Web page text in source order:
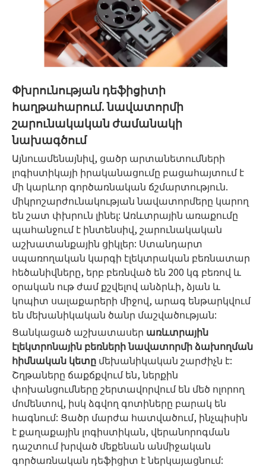
Փխրունության դեֆիցիտի
հաղթահարում. նավատորմի
շարունակական ժամանակի
նախագծում
Այնուամենայնիվ, ցածր արտանետումների
լոգիստիկայի իրականացումը բացահայտում է
մի կարևոր գործառնական ճշմարտություն.
միկրոշարժունակության նավատորմերը կարող
են շատ փխրուն լինել: Առևտրային առաքումը
պահանջում է ինտենսիվ, շարունակական
աշխատանքային ցիկլեր: Ստանդարտ
սպառողական կարգի էլեկտրական բեռնատար
հեծանիվները, երբ բեռնված են 200 կգ բեռով և
օրական ութ ժամ քշվելով անձրևի, ձյան և
կոպիտ սալաքարերի միջով, արագ ենթարկվում
են մեխանիկական ծանր մաշվածության:
Ցանկացած աշխատասեր առևտրային
էլեկտրոնային բեռների նավատորմի ձախողման
հիմնական կետը մեխանիկական շարժիչն է:
Շղթաները ճաքճքվում են, ներքին
փոխանցումները շերտավորվում են մեծ ոլորող
մոմենտով, իսկ ձգվող գոտիները բարակ են
հագնում: Ցածր մարժա հատվածում, ինչպիսին
է քաղաքային լոգիստիկան, վերանորոգման
դաշտում խրված մեքենան անմիջական
գործառնական դեֆիցիտ է ներկայացնում: